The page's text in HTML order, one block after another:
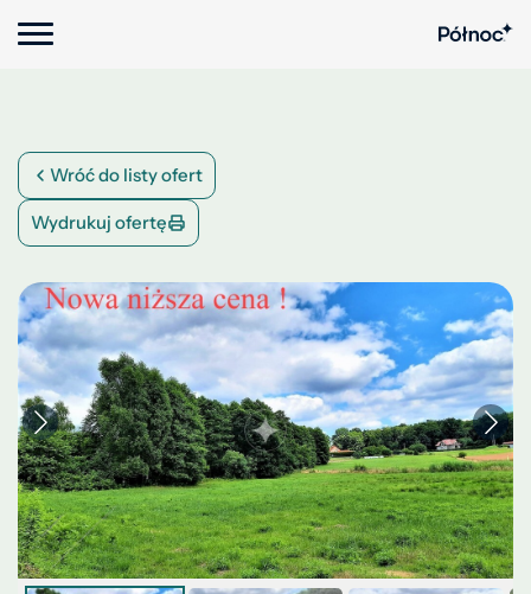
Wróć do listy ofert
Wydrukuj ofertę